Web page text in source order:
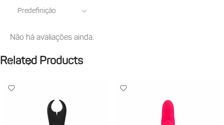
Não há avaliações ainda.
Related Products